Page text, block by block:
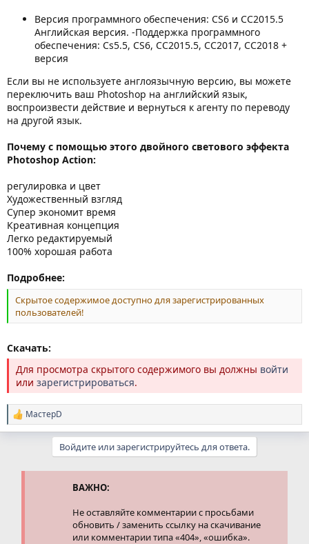
Версия программного обеспечения: CS6 и CC2015.5
Английская версия. -Поддержка программного
обеспечения: Cs5.5, CS6, CC2015.5, CC2017, CC2018 +
версия
Если вы не используете англоязычную версию, вы можете
переключить ваш Photoshop на английский язык,
воспроизвести действие и вернуться к агенту по переводу
на другой язык.
Почему с помощью этого двойного светового эффекта
Photoshop Action:
регулировка и цвет
Художественный взгляд
Супер экономит время
Креативная концепция
Легко редактируемый
100% хорошая работа
Подробнее:
Скрытое содержимое доступно для зарегистрированных
пользователей!
Скачать:
Для просмотра скрытого содержимого вы должны войти
или зарегистрироваться.
Р
е
МастерD
Войдите или зарегистрируйтесь для ответа.
ВАЖНО:
Не оставляйте комментарии с просьбами
обновить / заменить ссылку на скачивание
или комментарии типа «404», «ошибка».